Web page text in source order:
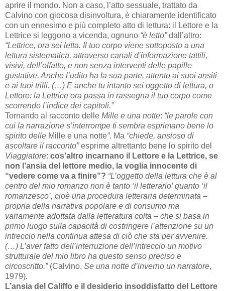
aprire il mondo. Non a caso, l’atto sessuale, trattato da
Calvino con giocosa disinvoltura, è chiaramente identificato
con un ennesimo e più completo atto di lettura: il Lettore e la
Lettrice si leggono a vicenda, ognuno “è letto”dall’altro:
“Lettrice, ora sei letta. Il tuo corpo viene sottoposto a una
lettura sistematica, attraverso canali d’informazione tattili,
visivi, dell’olfatto, e non senza interventi delle papille
gustative. Anche l’udito ha la sua parte, attento ai suoi ansiti
e ai tuoi trilli. (…) E anche tu intanto sei oggetto di lettura, o
Lettore: la Lettrice ora passa in rassegna il tuo corpo come
scorrendo l’indice dei capitoli.”
Tornando al racconto delle Mille e una notte: “le parole con
cui la narrazione s’interrompe ti sembra esprimano bene lo
spirito delle Mille e una notte”. Ma “chiede, ansioso di
ascoltare il racconto”esprime altrettanto bene lo spirito del
Viaggiatore: cos’altro incarnano il Lettore e la Lettrice, se
non l’ansia del lettore medio, la voglia innocente di
“vedere come va a finire”? “L’oggetto della lettura che è al
centro del mio romanzo non è tanto ‘il letterario’ quanto ‘il
romanzesco’, cioè una procedura letteraria determinata –
propria della narrativa popolare e di consumo ma
variamente adottata dalla letteratura colta – che si basa in
primo luogo sulla capacità di costringere l’attenzione su un
intreccio nella continua attesa di ciò che sta per avvenire.
(…) L’aver fatto dell’interruzione dell’intreccio un motivo
strutturale del mio libro ha questo senso preciso e
circoscritto.”(Calvino, Se una notte d’inverno un narratore,
1979).
L’ansia del Califfo e il desiderio insoddisfatto del Lettore